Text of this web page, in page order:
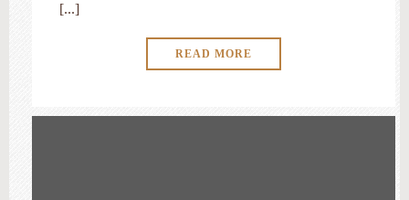
[...]
READ MORE